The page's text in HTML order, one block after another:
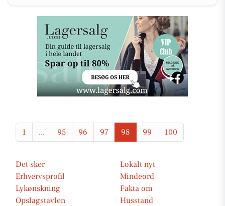
1 ... 95 96 97 98 99 100
Det sker
Lokalt nyt
Erhvervsprofil
Mindeord
Lykønskning
Fakta om
Opslagstavlen
Husstand